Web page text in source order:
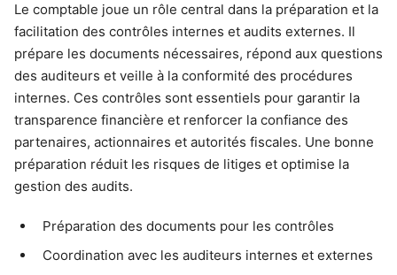
Le comptable joue un rôle central dans la préparation et la
facilitation des contrôles internes et audits externes. Il
prépare les documents nécessaires, répond aux questions
des auditeurs et veille à la conformité des procédures
internes. Ces contrôles sont essentiels pour garantir la
transparence financière et renforcer la confiance des
partenaires, actionnaires et autorités fiscales. Une bonne
préparation réduit les risques de litiges et optimise la
gestion des audits.
Préparation des documents pour les contrôles
Coordination avec les auditeurs internes et externes